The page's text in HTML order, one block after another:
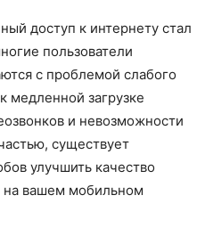
доступ к интернету стал
пользователи
с проблемой слабого
медленной загрузке
и невозможности
существует
улучшить качество
на вашем мобильном